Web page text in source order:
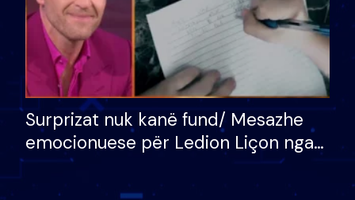
Surprizat nuk kanë fund/ Mesazhe
emocionuese për Ledion Liçon nga
nëna dhe fëmijët e tij, moderatori
nuk i mban dot lotët: Nuk meritoj…